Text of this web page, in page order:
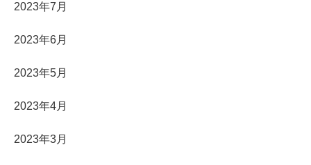
2023年7月
2023年6月
2023年5月
2023年4月
2023年3月